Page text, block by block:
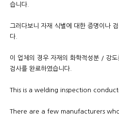
습니다.
그러다보니 자재 식별에 대한 증명이나
다.
이 업체의 경우 자재의 화학적성분 / 강
검사를 완료하였습니다.
This is a welding inspection
There are a few manufacturers